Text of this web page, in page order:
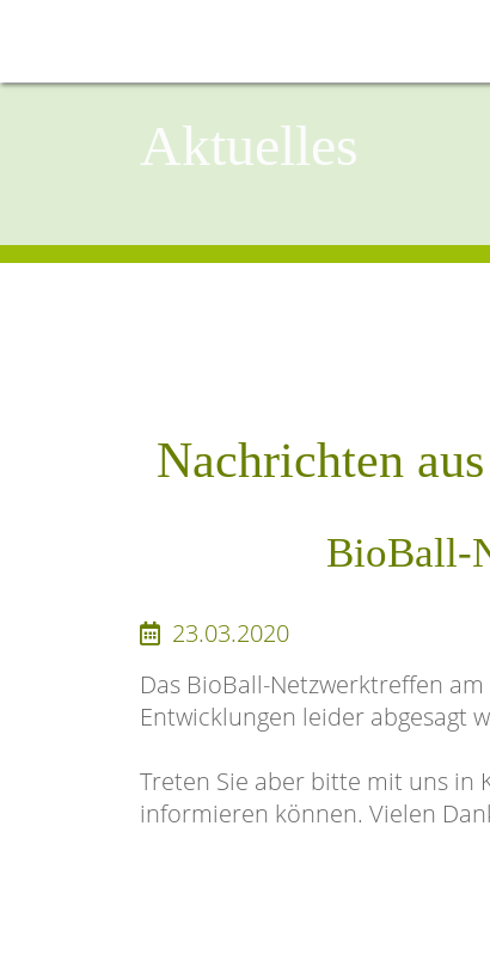
Aktuelles
Nachrichten
BioBall-
23.03.2020
Das BioBall-Netzwerktreffen
Entwicklungen leider abgesagt
Treten Sie aber bitte mit uns in
informieren können. Vielen